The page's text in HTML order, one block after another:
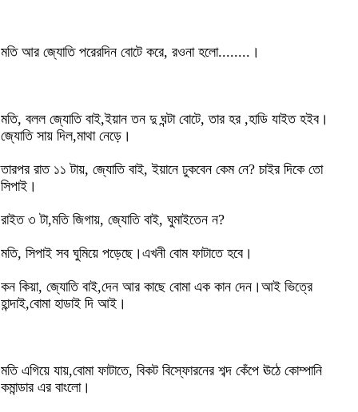
মতি আর জ্যোতি পরেরদিন বোটে করে, রওনা হলো........।
মতি, বলল জ্যোতি বাই,ইয়ান তন দু ঘন্টা বোটে, তার হর ,হাডি যাইত হইব।
জ্যোতি সায় দিল,মাথা নেড়ে।
তারপর রাত ১১ টায়, জ্যোতি বাই, ইয়ানে ঢুকবেন কেম নে? চাইর দিকে তো
সিপাই।
রাইত ৩ টা,মতি জিগায়, জ্যোতি বাই, ঘুমাইতেন ন?
মতি, সিপাই সব ঘুমিয়ে পড়েছে।এখনী বোম ফাটাতে হবে।
কন কিয়া, জ্যোতি বাই,দেন আর কাছে বোমা এক কান দেন।আই ভিত্রে
হান্দাই,বোমা হাডাই দি আই।
মতি এগিয়ে যায়,বোমা ফাটাতে, বিকট বিস্ফোরনের শব্দ কেঁপে ঊঠে কোম্পানি
কমান্ডার এর বাংলো।